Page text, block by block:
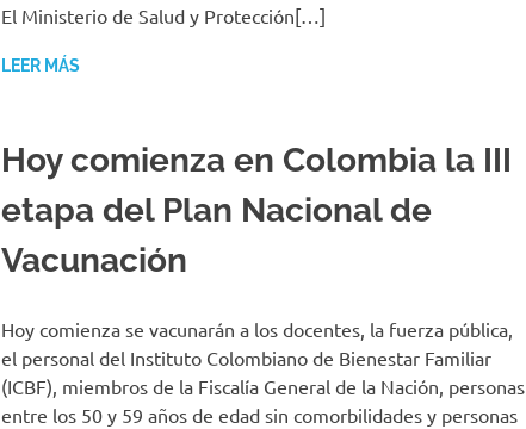
El Ministerio de Salud y Protección[…]
LEER MÁS
Hoy comienza en Colombia la III
etapa del Plan Nacional de
Vacunación
Hoy comienza se vacunarán a los docentes, la fuerza pública,
el personal del Instituto Colombiano de Bienestar Familiar
(ICBF), miembros de la Fiscalía General de la Nación, personas
entre los 50 y 59 años de edad sin comorbilidades y personas